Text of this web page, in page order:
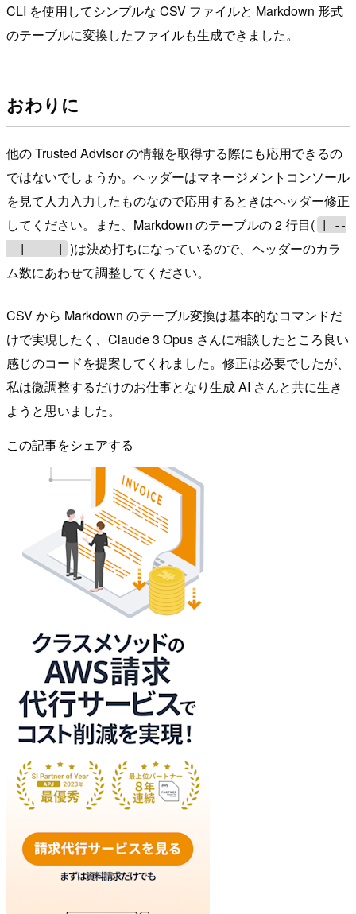
CLI を使用してシンプルな CSV ファイルと Markdown 形式
のテーブルに変換したファイルも生成できました。
おわりに
他の Trusted Advisor の情報を取得する際にも応用できるの
ではないでしょうか。ヘッダーはマネージメントコンソール
を見て人力入力したものなので応用するときはヘッダー修正
してください。また、Markdown のテーブルの 2 行目(
| --
- | --- |
)は決め打ちになっているので、ヘッダーのカラ
ム数にあわせて調整してください。
CSV から Markdown のテーブル変換は基本的なコマンドだ
けで実現したく、Claude 3 Opus さんに相談したところ良い
感じのコードを提案してくれました。修正は必要でしたが、
私は微調整するだけのお仕事となり生成 AI さんと共に生き
ようと思いました。
この記事をシェアする